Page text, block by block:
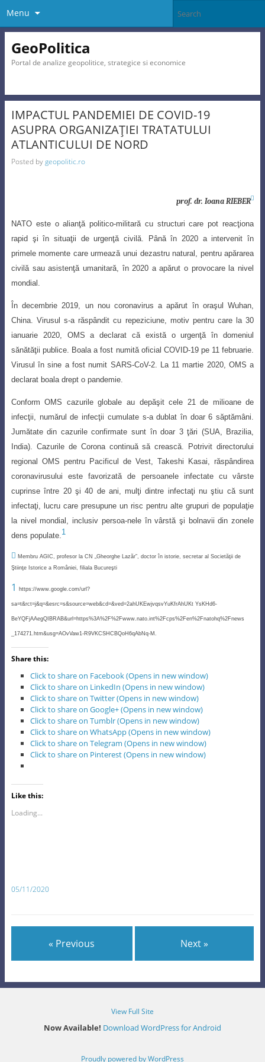
Menu
GeoPolitica
Portal de analize geopolitice, strategice si economice
IMPACTUL PANDEMIEI DE COVID-19
ASUPRA ORGANIZAŢIEI TRATATULUI
ATLANTICULUI DE NORD
Posted bygeopolitic.ro
prof. dr. Ioana RIEBER
NATO este o alianţă politico-militară cu structuri care pot reacţiona
rapid şi în situaţii de urgenţă civilă. Până în 2020 a intervenit în
primele momente care urmează unui dezastru natural, pentru apărarea
civilă sau asistenţă umanitară, în 2020 a apărut o provocare la nivel
mondial.
În decembrie 2019, un nou coronavirus a apărut în oraşul Wuhan,
China. Virusul s-a răspândit cu repeziciune, motiv pentru care la 30
ianuarie 2020, OMS a declarat că există o urgenţă în domeniul
sănătăţii publice. Boala a fost numită oficial COVID-19 pe 11 februarie.
Virusul în sine a fost numit SARS-CoV-2. La 11 martie 2020, OMS a
declarat boala drept o pandemie.
Conform OMS cazurile globale au depăşit cele 21 de milioane de
infecţii, numărul de infecţii cumulate s-a dublat în doar 6 săptămâni.
Jumătate din cazurile confirmate sunt în doar 3 ţări (SUA, Brazilia,
India). Cazurile de Corona continuă să crească. Potrivit directorului
regional OMS pentru Pacificul de Vest, Takeshi Kasai, răspândirea
coronavirusului este favorizată de persoanele infectate cu vârste
cuprinse între 20 şi 40 de ani, mulţi dintre infectaţi nu ştiu că sunt
infectaţi, lucru care presupune un risc pentru alte grupuri de populaţie
la nivel mondial, inclusiv persoa-nele în vârstă şi bolnavii din zonele
dens populate. 1
 Membru AGIC, profesor la CN „Gheorghe Lazăr”, doctor în istorie, secretar al Societăţii de
Ştiinţe Istorice a României, filiala Bucureşti
1 https://www.google.com/url?
sa=t&rct=j&q=&esrc=s&source=web&cd=&ved=2ahUKEwjvqsvYuKfrAhUKt YsKHd6-
BeYQFjAAegQIBRAB&url=https%3A%2F%2Fwww.nato.int%2Fcps%2Fen%2Fnatohq%2Fnews
_174271.htm&usg=AOvVaw1-R9VKCSHCBQoH6qAbNq-M.
Share this:
Click to share on Facebook (Opens in new window)
Click to share on LinkedIn (Opens in new window)
Click to share on Twitter (Opens in new window)
Click to share on Google+ (Opens in new window)
Click to share on Tumblr (Opens in new window)
Click to share on WhatsApp (Opens in new window)
Click to share on Telegram (Opens in new window)
Click to share on Pinterest (Opens in new window)
Like this:
Loading...
05/11/2020
« Previous Next »
View Full Site
Now Available! Download WordPress for Android
Proudly powered by WordPress